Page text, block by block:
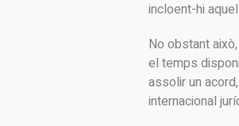
incloent-hi
No obstant
el temps
assolir un
internacional